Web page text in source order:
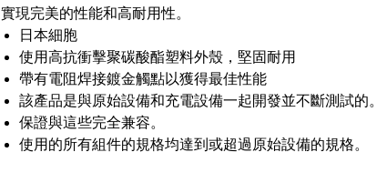
實現完美的性能和高耐用性。
日本細胞
使用高抗衝擊聚碳酸酯塑料外殼，堅固耐用
帶有電阻焊接鍍金觸點以獲得最佳性能
該產品是與原始設備和充電設備一起開發並不斷測試的。
保證與這些完全兼容。
使用的所有組件的規格均達到或超過原始設備的規格。